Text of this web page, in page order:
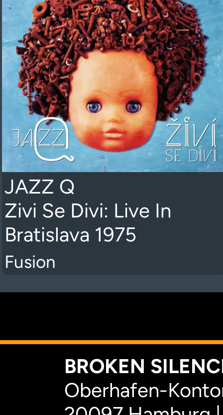
JAZZ Q
Zivi Se Divi: Live In
Bratislava 1975
Fusion
BROKEN
Oberhafen-